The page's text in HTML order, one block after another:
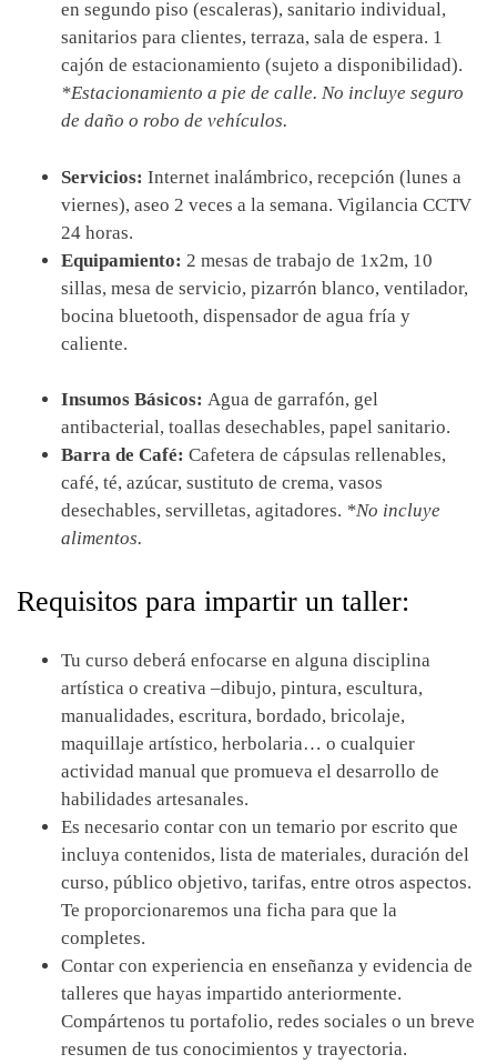
en segundo piso (escaleras), sanitario individual,
sanitarios para clientes, terraza, sala de espera. 1
cajón de estacionamiento (sujeto a disponibilidad).
*Estacionamiento a pie de calle. No incluye seguro
de daño o robo de vehículos.
Servicios: Internet inalámbrico, recepción (lunes a
viernes), aseo 2 veces a la semana. Vigilancia CCTV
24 horas.
Equipamiento: 2 mesas de trabajo de 1x2m, 10
sillas, mesa de servicio, pizarrón blanco, ventilador,
bocina bluetooth, dispensador de agua fría y
caliente.
Insumos Básicos: Agua de garrafón, gel
antibacterial, toallas desechables, papel sanitario.
Barra de Café: Cafetera de cápsulas rellenables,
café, té, azúcar, sustituto de crema, vasos
desechables, servilletas, agitadores. *No incluye
alimentos.
Requisitos para impartir un taller:
Tu curso deberá enfocarse en alguna disciplina
artística o creativa –dibujo, pintura, escultura,
manualidades, escritura, bordado, bricolaje,
maquillaje artístico, herbolaria… o cualquier
actividad manual que promueva el desarrollo de
habilidades artesanales.
Es necesario contar con un temario por escrito que
incluya contenidos, lista de materiales, duración del
curso, público objetivo, tarifas, entre otros aspectos.
Te proporcionaremos una ficha para que la
completes.
Contar con experiencia en enseñanza y evidencia de
talleres que hayas impartido anteriormente.
Compártenos tu portafolio, redes sociales o un breve
resumen de tus conocimientos y trayectoria.